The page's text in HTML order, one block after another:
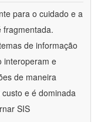
para o cuidado e a
fragmentada.
de informação
interoperam e
de maneira
e é dominada
SIS